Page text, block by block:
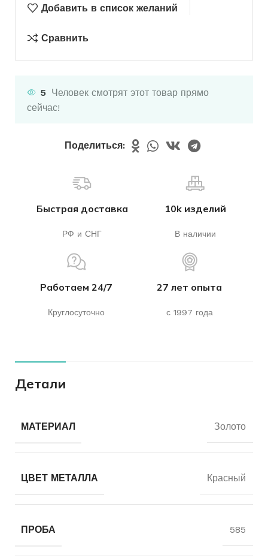
Добавить в список желаний
Сравнить
5 Человек смотрят этот товар прямо
сейчас!
Поделиться:
Быстрая доставка
РФ и СНГ
10k изделий
В наличии
Работаем 24/7
Круглосуточно
27 лет опыта
с 1997 года
Детали
МАТЕРИАЛ Золото
ЦВЕТ МЕТАЛЛА Красный
ПРОБА 585